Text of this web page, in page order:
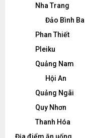
Nha Trang
Đảo Bình Ba
Phan Thiết
Pleiku
Quảng Nam
Hội An
Quảng Ngãi
Quy Nhơn
Thanh Hóa